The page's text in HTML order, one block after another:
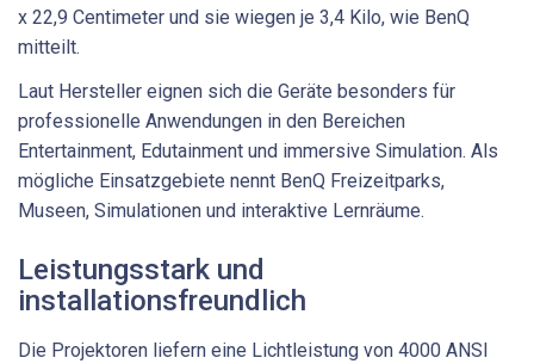
x 22,9 Centimeter und sie wiegen je 3,4 Kilo, wie BenQ
mitteilt.
Laut Hersteller eignen sich die Geräte besonders für
professionelle Anwendungen in den Bereichen
Entertainment, Edutainment und immersive Simulation. Als
mögliche Einsatzgebiete nennt BenQ Freizeitparks,
Museen, Simulationen und interaktive Lernräume.
Leistungsstark und
installationsfreundlich
Die Projektoren liefern eine Lichtleistung von 4000 ANSI